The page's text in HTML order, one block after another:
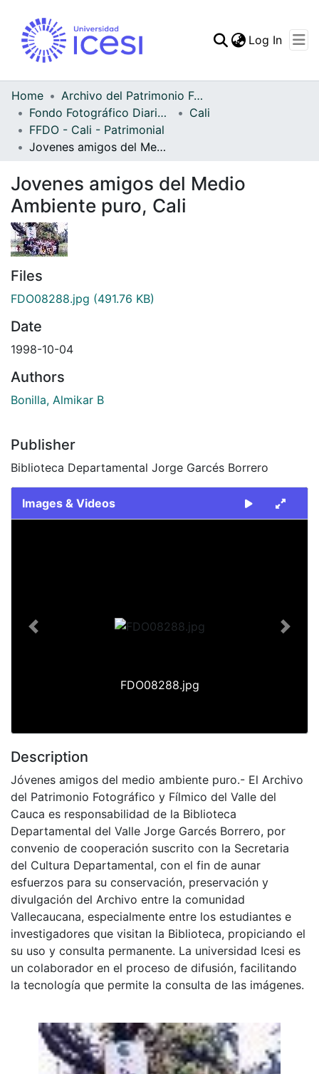
Statistics
Log In
Home
Archivo del Patrimonio Fotográfico y Fílmico del Valle del Cauca
Fondo Fotográfico Diario Occidente
Cali
FFDO - Cali - Patrimonial
Jovenes amigos del Medio Ambiente puro, Cali
Jovenes amigos del Medio
Ambiente puro, Cali
Files
FDO08288.jpg (491.76 KB)
Date
1998-10-04
Authors
Bonilla, Almikar B
Publisher
Biblioteca Departamental Jorge Garcés Borrero
Images & Videos
FDO08288.jpg
Previous Next
Description
Jóvenes amigos del medio ambiente puro.- El Archivo
del Patrimonio Fotográfico y Fílmico del Valle del
Cauca es responsabilidad de la Biblioteca
Departamental del Valle Jorge Garcés Borrero, por
convenio de cooperación suscrito con la Secretaria
del Cultura Departamental, con el fin de aunar
esfuerzos para su conservación, preservación y
divulgación del Archivo entre la comunidad
Vallecaucana, especialmente entre los estudiantes e
investigadores que visitan la Biblioteca, propiciando el
su uso y consulta permanente. La universidad Icesi es
un colaborador en el proceso de difusión, facilitando
la tecnología que permite la consulta de las imágenes.